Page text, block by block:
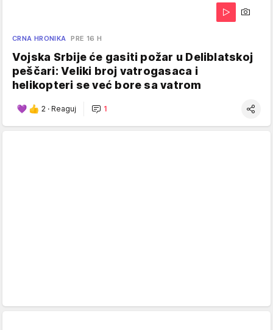
CRNA HRONIKA PRE 16 H
Vojska Srbije će gasiti požar u Deliblatskoj
peščari: Veliki broj vatrogasaca i
helikopteri se već bore sa vatrom
2 · Reaguj 1